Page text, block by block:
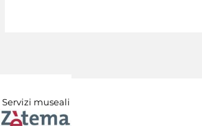
Servizi museali